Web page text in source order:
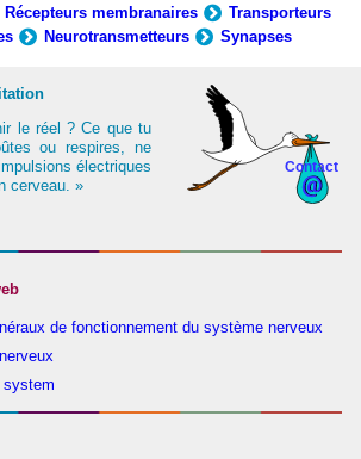
Récepteurs membranaires
Transporteurs
Neurotransmetteurs Synapses
Contact
le réel ? Ce que tu
ou respires, ne
électriques
cerveau. »
de fonctionnement du système nerveux
system